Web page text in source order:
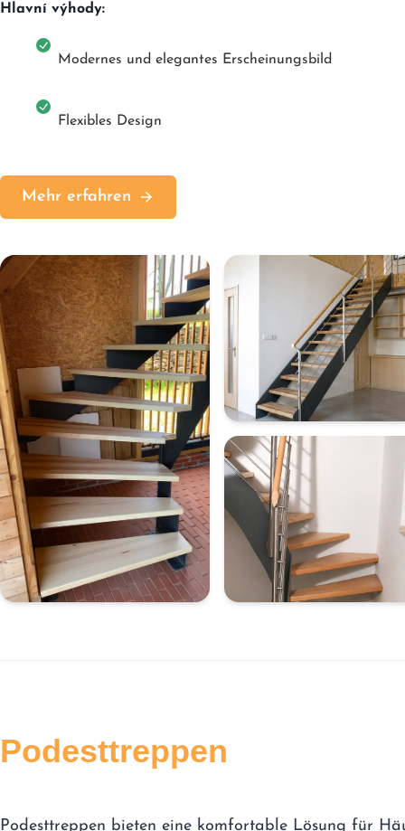
Hlavní výhody:
Modernes und elegantes Erscheinungsbild
Flexibles Design
Mehr erfahren
Podesttreppen
Podesttreppen bieten eine komfortable Lösung für